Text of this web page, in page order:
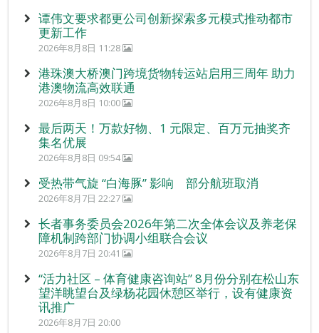
谭伟文要求都更公司创新探索多元模式推动都市
更新工作
2026年8月8日 11:28
港珠澳大桥澳门跨境货物转运站启用三周年 助力
港澳物流高效联通
2026年8月8日 10:00
最后两天！万款好物、1 元限定、百万元抽奖齐
集名优展
2026年8月8日 09:54
受热带气旋 “白海豚” 影响 部分航班取消
2026年8月7日 22:27
长者事务委员会2026年第二次全体会议及养老保
障机制跨部门协调小组联合会议
2026年8月7日 20:41
“活力社区 – 体育健康咨询站” 8月份分别在松山东
望洋眺望台及绿杨花园休憩区举行，设有健康资
讯推广
2026年8月7日 20:00